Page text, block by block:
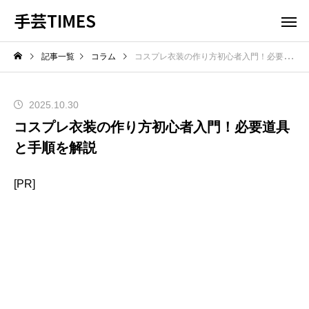
手芸TIMES
記事一覧 コラム コスプレ衣装の作り方初心者入門！必要道具と手順を解説
2025.10.30
コスプレ衣装の作り方初心者入門！必要道具
と手順を解説
[PR]